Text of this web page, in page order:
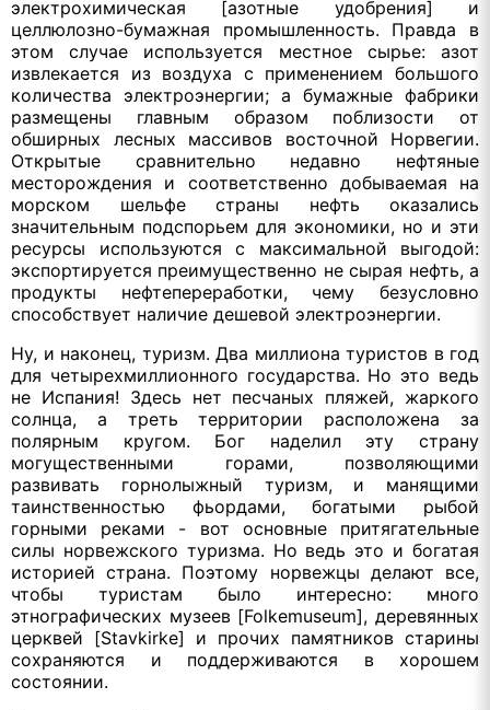
электрохимическая [азотные удобрения] и
целлюлозно-бумажная промышленность. Правда в
этом случае используется местное сырье: азот
извлекается из воздуха с применением большого
количества электроэнергии; а бумажные фабрики
размещены главным образом поблизости от
обширных лесных массивов восточной Норвегии.
Открытые сравнительно недавно нефтяные
месторождения и соответственно добываемая на
морском шельфе страны нефть оказались
значительным подспорьем для экономики, но и эти
ресурсы используются с максимальной выгодой:
экспортируется преимущественно не сырая нефть, а
продукты нефтепереработки, чему безусловно
способствует наличие дешевой электроэнергии.
Ну, и наконец, туризм. Два миллиона туристов в год
для четырехмиллионного государства. Но это ведь
не Испания! Здесь нет песчаных пляжей, жаркого
солнца, а треть территории расположена за
полярным кругом. Бог наделил эту страну
могущественными горами, позволяющими
развивать горнолыжный туризм, и манящими
таинственностью фьордами, богатыми рыбой
горными реками - вот основные притягательные
силы норвежского туризма. Но ведь это и богатая
историей страна. Поэтому норвежцы делают все,
чтобы туристам было интересно: много
этнографических музеев [Folkemuseum], деревянных
церквей [Stavkirke] и прочих памятников старины
сохраняются и поддерживаются в хорошем
состоянии.